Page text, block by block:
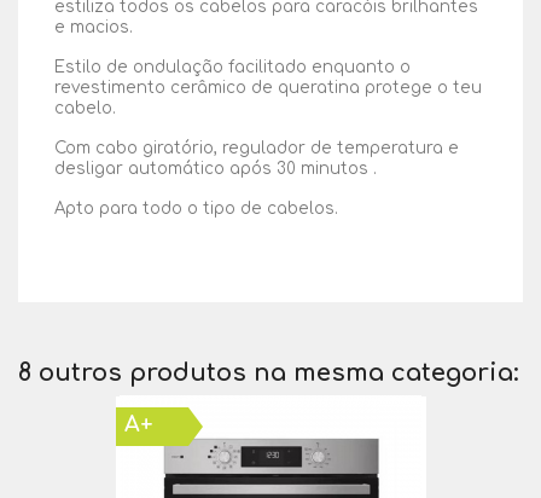
estiliza todos os cabelos para caracóis brilhantes
e macios.
Estilo de ondulação facilitado enquanto o
revestimento cerâmico de queratina protege o teu
cabelo.
Com cabo giratório, regulador de temperatura e
desligar automático após 30 minutos .
Apto para todo o tipo de cabelos.
8 outros produtos na mesma categoria:
A+